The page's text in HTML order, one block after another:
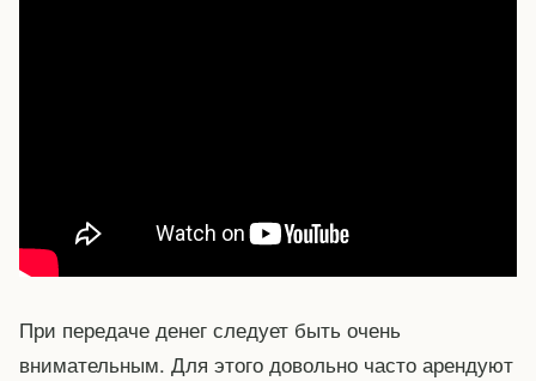
При передаче денег следует быть очень
внимательным. Для этого довольно часто арендуют